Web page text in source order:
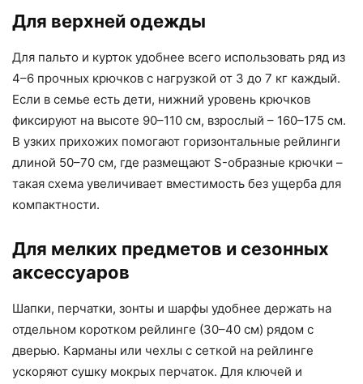
Для верхней одежды
Для пальто и курток удобнее всего использовать ряд из
4–6 прочных крючков с нагрузкой от 3 до 7 кг каждый.
Если в семье есть дети, нижний уровень крючков
фиксируют на высоте 90–110 см, взрослый – 160–175 см.
В узких прихожих помогают горизонтальные рейлинги
длиной 50–70 см, где размещают S-образные крючки –
такая схема увеличивает вместимость без ущерба для
компактности.
Для мелких предметов и сезонных
аксессуаров
Шапки, перчатки, зонты и шарфы удобнее держать на
отдельном коротком рейлинге (30–40 см) рядом с
дверью. Карманы или чехлы с сеткой на рейлинге
ускоряют сушку мокрых перчаток. Для ключей и